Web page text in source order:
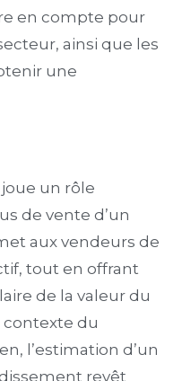
en compte pour
ainsi que les
une
un rôle
de vente d’un
aux vendeurs de
tout en offrant
de la valeur du
contexte du
l’estimation d’un
revêt